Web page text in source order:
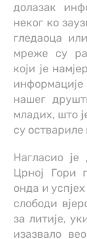
долазак
неког ко
гледаоца
мреже су
који је
нашег
младих, што
су оствариле
Нагласио је
Црној Гори
онда и
слободи
за литије,
изазвало